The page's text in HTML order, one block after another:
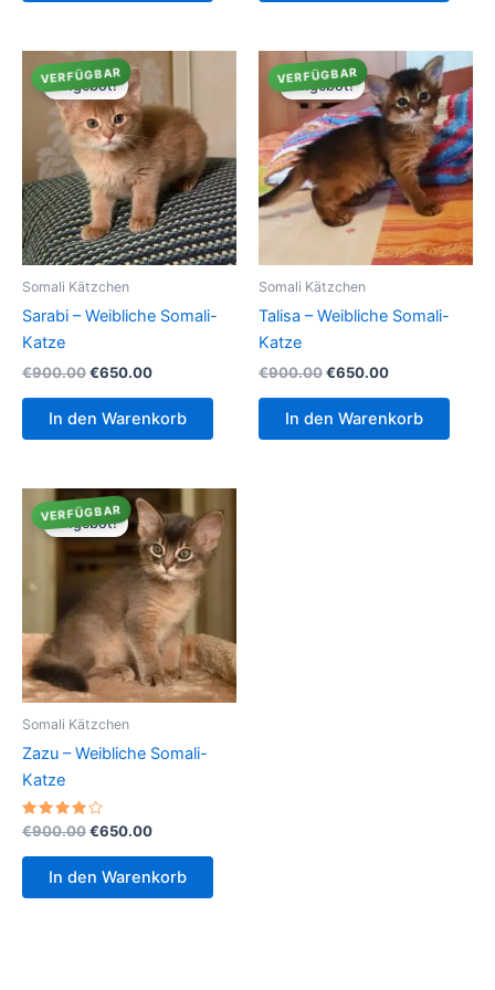
VERFÜGBAR
Angebot!
Somali Kätzchen
Sarabi – Weibliche Somali-
Katze
€900.00Ursprünglicher
war:
€900.00
€650.00Aktueller
ist:
€650.00.
In den Warenkorb
VERFÜGBAR
Angebot!
Somali Kätzchen
Talisa – Weibliche Somali-
Katze
€900.00Ursprünglicher
war:
€900.00
€650.00Aktueller
ist:
€650.00.
In den Warenkorb
VERFÜGBAR
Angebot!
Somali Kätzchen
Zazu – Weibliche Somali-
Katze
Bewertet
mit
4.00
von 5
€900.00Ursprünglicher
war:
€900.00
€650.00Aktueller
ist:
€650.00.
In den Warenkorb